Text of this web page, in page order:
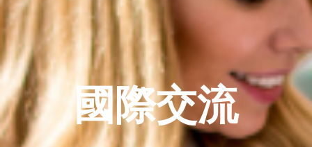
科
大
學
國
際
事
國際交流